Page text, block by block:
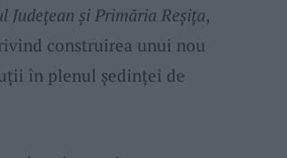
Judeţean şi Primăria Reşiţa,
construirea unui nou
în plenul şedinţei de